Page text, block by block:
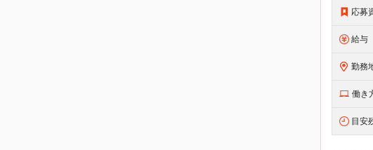
応募
給与
勤務
働き
目安